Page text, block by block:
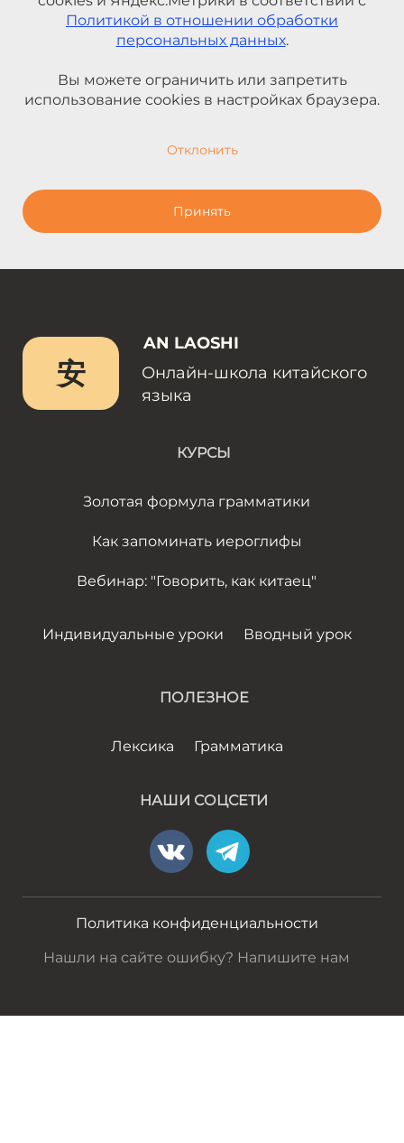
Политикой в отношении обработки
персональных данных.
Вы можете ограничить или запретить
использование cookies в настройках браузера.
Отклонить
Принять
安
AN LAOSHI
Онлайн-школа китайского
языка
КУРСЫ
Золотая формула грамматики
Как запоминать иероглифы
Вебинар: "Говорить, как китаец"
Индивидуальные уроки Вводный урок
ПОЛЕЗНОЕ
Лексика Грамматика
НАШИ СОЦСЕТИ
Политика конфиденциальности
Нашли на сайте ошибку? Напишите нам